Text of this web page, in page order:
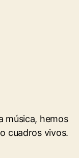
música, hemos
cuadros vivos.